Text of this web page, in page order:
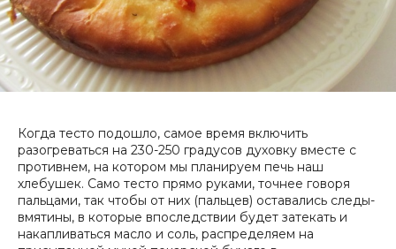
Когда тесто подошло, самое время включить
разогреваться на 230-250 градусов духовку вместе с
противнем, на котором мы планируем печь наш
хлебушек. Само тесто прямо руками, точнее говоря
пальцами, так чтобы от них (пальцев) оставались следы-
вмятины, в которые впоследствии будет затекать и
накапливаться масло и соль, распределяем на